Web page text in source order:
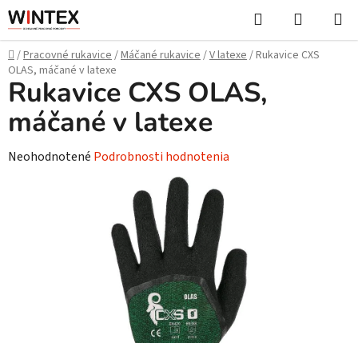
Prejsť
na
obsah
Hľadať
KOŠÍK
Domov
/Pracovné rukavice/Máčané rukavice/V latexe/Rukavice CXS
OLAS, máčané v latexe
Rukavice CXS OLAS,
máčané v latexe
Priemerné
Neohodnotené Podrobnosti hodnotenia